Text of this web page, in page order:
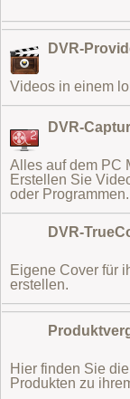
DVR-
Videos in einem
DVR-
Alles auf dem PC
Erstellen Sie
oder Programmen.
DVR-
Eigene Cover für
erstellen.
Hier finden Sie
Produkten zu